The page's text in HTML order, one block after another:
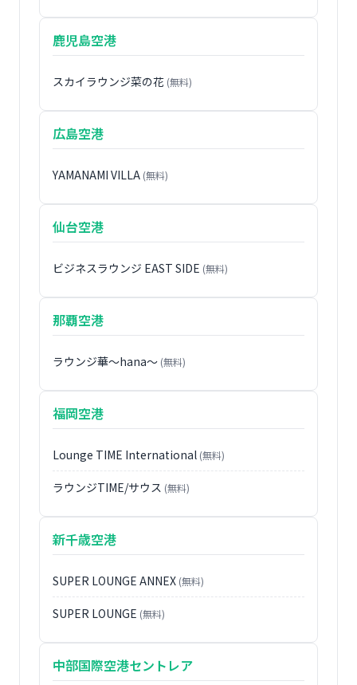
鹿児島空港
スカイラウンジ菜の花 (無料)
広島空港
YAMANAMI VILLA (無料)
仙台空港
ビジネスラウンジ EAST SIDE (無料)
那覇空港
ラウンジ華〜hana〜 (無料)
福岡空港
Lounge TIME International (無料)
ラウンジTIME/サウス (無料)
新千歳空港
SUPER LOUNGE ANNEX (無料)
SUPER LOUNGE (無料)
中部国際空港セントレア